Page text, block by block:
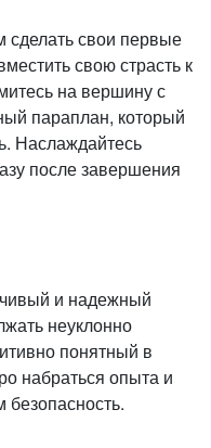
сделать свои первые
свою страсть к
на вершину с
параплан, который
Наслаждайтесь
после завершения
и надежный
неуклонно
понятный в
набраться опыта и
безопасность.